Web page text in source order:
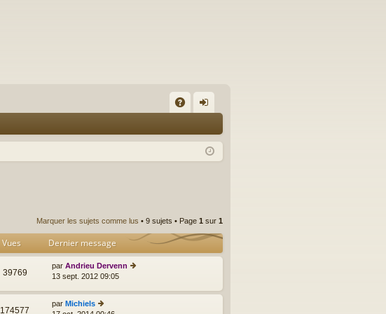
Q ne
Marquer les sujets comme lus • 9 sujets • Page 1 sur 1
Vues Dernier message
39769
par Andrieu Dervenn
13 sept. 2012 09:05
174577
par Michiels